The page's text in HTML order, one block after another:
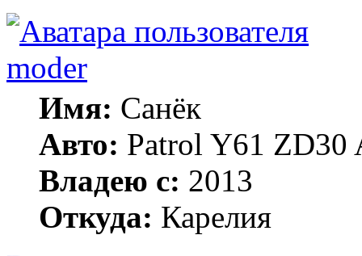
moder
Имя: Санёк
Авто: Patrol Y61 ZD30
Владею с: 2013
Откуда: Карелия